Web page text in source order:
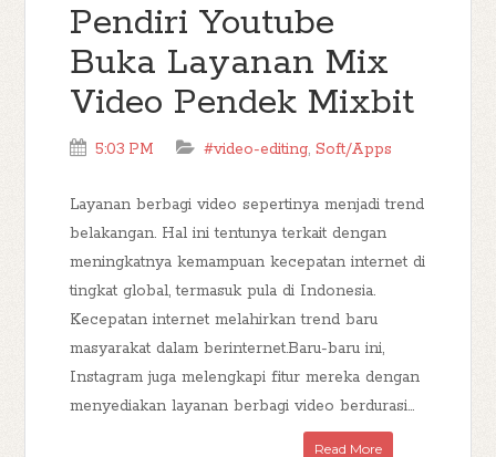
Pendiri Youtube
Buka Layanan Mix
Video Pendek Mixbit
5:03 PM #video-editing,Soft/Apps
Layanan berbagi video sepertinya menjadi trend
belakangan. Hal ini tentunya terkait dengan
meningkatnya kemampuan kecepatan internet di
tingkat global, termasuk pula di Indonesia.
Kecepatan internet melahirkan trend baru
masyarakat dalam berinternet.Baru-baru ini,
Instagram juga melengkapi fitur mereka dengan
menyediakan layanan berbagi video berdurasi...
Read More